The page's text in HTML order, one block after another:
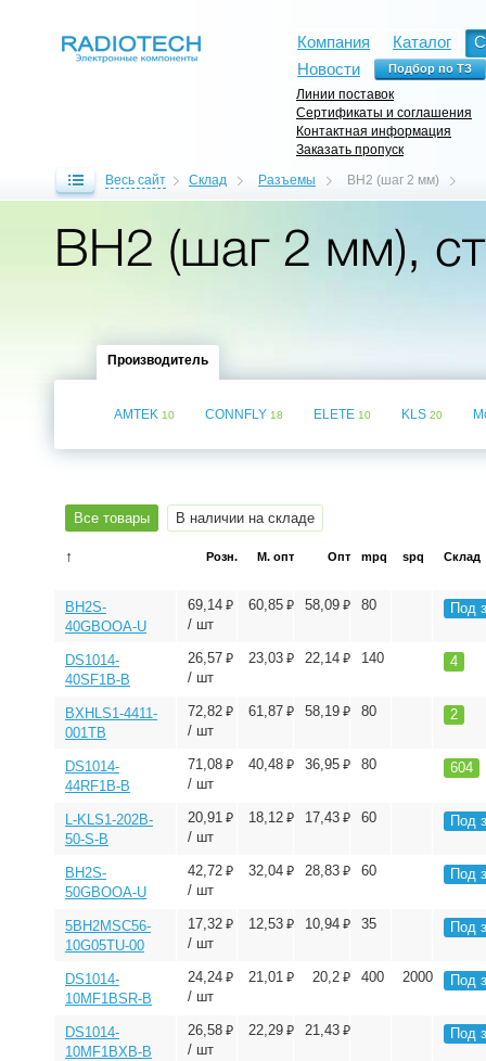
Компания Каталог
Новости
Линии поставок
Сертификаты и соглашения
Контактная информация
Заказать пропуск
Весь сайт Склад Разъемы BH2 (шаг 2 мм)
BH2 (шаг 2 мм),
Производитель
AMTEK 10 CONNFLY 18 ELETE 10 KLS 20
Все товары В наличии на складе
↑ Розн. М. опт Опт mpq spq Склад
BH2S-
40GBOOA-U
69,14 ⃏
/ шт
60,85 ⃏ 58,09 ⃏ 80 Под
DS1014-
40SF1B-B
26,57 ⃏
/ шт
23,03 ⃏ 22,14 ⃏ 140 4
BXHLS1-4411-
001TB
72,82 ⃏
/ шт
61,87 ⃏ 58,19 ⃏ 80 2
DS1014-
44RF1B-B
71,08 ⃏
/ шт
40,48 ⃏ 36,95 ⃏ 80 604
L-KLS1-202B-
50-S-B
20,91 ⃏
/ шт
18,12 ⃏ 17,43 ⃏ 60 Под
BH2S-
50GBOOA-U
42,72 ⃏
/ шт
32,04 ⃏ 28,83 ⃏ 60 Под
5BH2MSC56-
10G05TU-00
17,32 ⃏
/ шт
12,53 ⃏ 10,94 ⃏ 35 Под
DS1014-
10MF1BSR-B
24,24 ⃏
/ шт
21,01 ⃏ 20,2 ⃏ 400 2000 Под
DS1014-
10MF1BXB-B
26,58 ⃏
/ шт
22,29 ⃏ 21,43 ⃏ Под